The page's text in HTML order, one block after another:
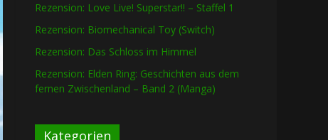
Rezension: Love Live! Superstar!! – Staffel 1
Rezension: Biomechanical Toy (Switch)
Rezension: Das Schloss im Himmel
Rezension: Elden Ring: Geschichten aus dem
fernen Zwischenland – Band 2 (Manga)
Kategorien